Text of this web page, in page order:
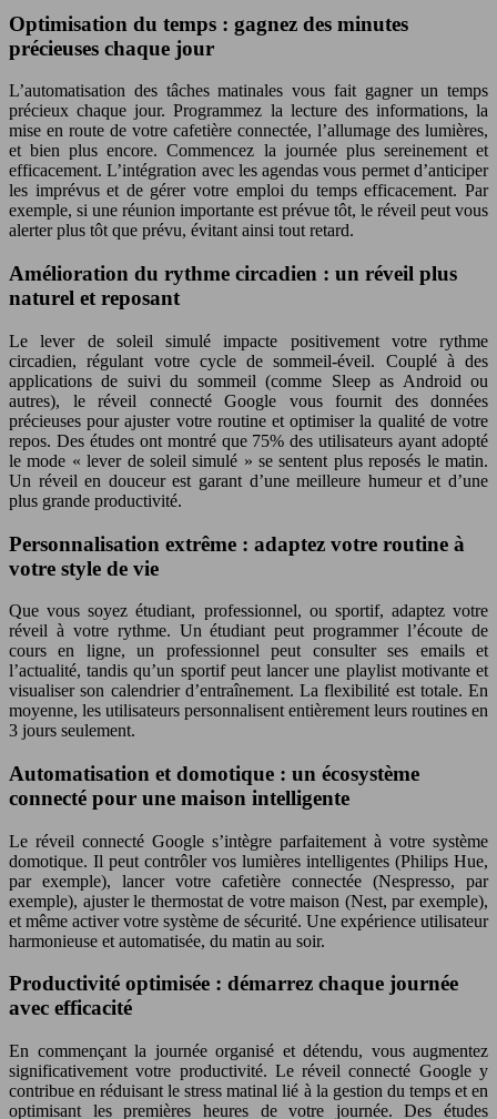
Optimisation du temps : gagnez des minutes
précieuses chaque jour
L’automatisation des tâches matinales vous fait gagner un temps
précieux chaque jour. Programmez la lecture des informations, la
mise en route de votre cafetière connectée, l’allumage des lumières,
et bien plus encore. Commencez la journée plus sereinement et
efficacement. L’intégration avec les agendas vous permet d’anticiper
les imprévus et de gérer votre emploi du temps efficacement. Par
exemple, si une réunion importante est prévue tôt, le réveil peut vous
alerter plus tôt que prévu, évitant ainsi tout retard.
Amélioration du rythme circadien : un réveil plus
naturel et reposant
Le lever de soleil simulé impacte positivement votre rythme
circadien, régulant votre cycle de sommeil-éveil. Couplé à des
applications de suivi du sommeil (comme Sleep as Android ou
autres), le réveil connecté Google vous fournit des données
précieuses pour ajuster votre routine et optimiser la qualité de votre
repos. Des études ont montré que 75% des utilisateurs ayant adopté
le mode « lever de soleil simulé » se sentent plus reposés le matin.
Un réveil en douceur est garant d’une meilleure humeur et d’une
plus grande productivité.
Personnalisation extrême : adaptez votre routine à
votre style de vie
Que vous soyez étudiant, professionnel, ou sportif, adaptez votre
réveil à votre rythme. Un étudiant peut programmer l’écoute de
cours en ligne, un professionnel peut consulter ses emails et
l’actualité, tandis qu’un sportif peut lancer une playlist motivante et
visualiser son calendrier d’entraînement. La flexibilité est totale. En
moyenne, les utilisateurs personnalisent entièrement leurs routines en
3 jours seulement.
Automatisation et domotique : un écosystème
connecté pour une maison intelligente
Le réveil connecté Google s’intègre parfaitement à votre système
domotique. Il peut contrôler vos lumières intelligentes (Philips Hue,
par exemple), lancer votre cafetière connectée (Nespresso, par
exemple), ajuster le thermostat de votre maison (Nest, par exemple),
et même activer votre système de sécurité. Une expérience utilisateur
harmonieuse et automatisée, du matin au soir.
Productivité optimisée : démarrez chaque journée
avec efficacité
En commençant la journée organisé et détendu, vous augmentez
significativement votre productivité. Le réveil connecté Google y
contribue en réduisant le stress matinal lié à la gestion du temps et en
optimisant les premières heures de votre journée. Des études